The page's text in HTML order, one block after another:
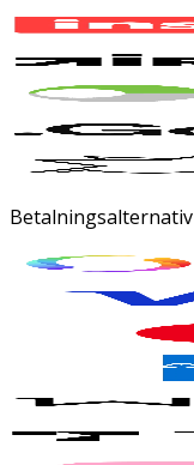
Betalningsalternativ